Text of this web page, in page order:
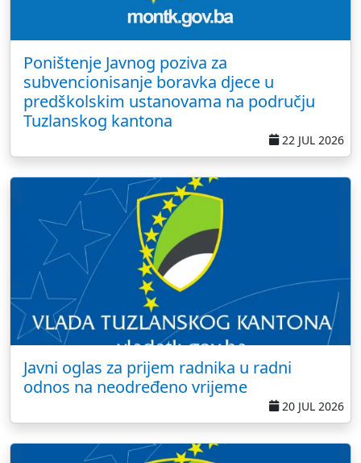
Poništenje Javnog poziva za
subvencionisanje boravka djece u
predškolskim ustanovama na području
Tuzlanskog kantona
22 JUL 2026
Javni oglas za prijem radnika u radni
odnos na neodređeno vrijeme
20 JUL 2026